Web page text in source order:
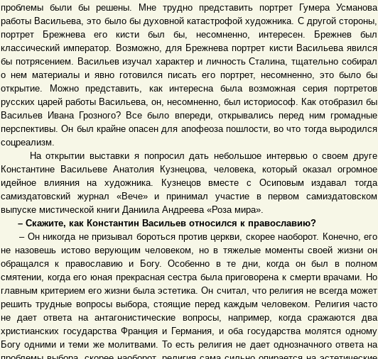
проблемы были бы решены. Мне трудно представить портрет Гумера Усманова
работы Васильева, это было бы духовной катастрофой художника. С другой стороны,
портрет Брежнева его кисти был бы, несомненно, интересен. Брежнев был
классический император. Возможно, для Брежнева портрет кисти Васильева явился
бы потрясением. Васильев изучал характер и личность Сталина, тщательно собирал
о нем материалы и явно готовился писать его портрет, несомненно, это было бы
открытие. Можно представить, как интересна была возможная серия портретов
русских царей работы Васильева, он, несомненно, был историософ. Как отобразил бы
Васильев Ивана Грозного? Все было впереди, открывались перед ним громадные
перспективы. Он был крайне опасен для апофеоза пошлости, во что тогда выродился
соцреализм.
На открытии выставки я попросил дать небольшое интервью о своем друге
Константине Васильеве Анатолия Кузнецова, человека, который оказал огромное
идейное влияния на художника. Кузнецов вместе с Осиповым издавал тогда
самиздатовский журнал «Вече» и принимал участие в первом самиздатовском
выпуске мистической книги Даниила Андреева «Роза мира».
– Скажите, как Константин Васильев относился к православию?
– Он никогда не призывал бороться против церкви, скорее наоборот. Конечно, его
не назовешь истово верующим человеком, но в тяжелые моменты своей жизни он
обращался к православию и Богу. Особенно в те дни, когда он был в полном
смятении, когда его юная прекрасная сестра была приговорена к смерти врачами. Но
главным критерием его жизни была эстетика. Он считал, что религия не всегда может
решить трудные вопросы выбора, стоящие перед каждым человеком. Религия часто
не дает ответа на антагонистические вопросы, например, когда сражаются два
христианских государства Франция и Германия, и оба государства молятся одному
Богу одними и теми же молитвами. То есть религия не дает однозначного ответа на